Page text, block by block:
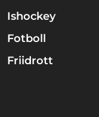
Ishockey
Fotboll
Friidrott